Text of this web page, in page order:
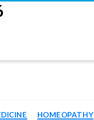
HOMEOPATHY